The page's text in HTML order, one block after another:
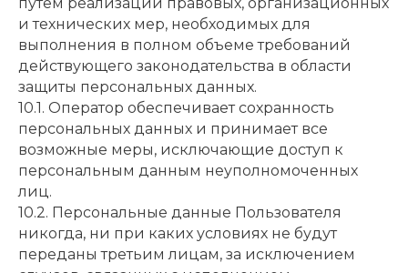
и технических мер, необходимых для
выполнения в полном объеме требований
действующего законодательства в области
защиты персональных данных.
10.1. Оператор обеспечивает сохранность
персональных данных и принимает все
возможные меры, исключающие доступ к
персональным данным неуполномоченных
лиц.
10.2. Персональные данные Пользователя
никогда, ни при каких условиях не будут
переданы третьим лицам, за исключением